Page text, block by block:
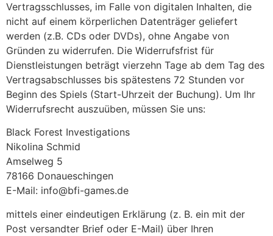
Vertragsschlusses, im Falle von digitalen Inhalten, die
nicht auf einem körperlichen Datenträger geliefert
werden (z.B. CDs oder DVDs), ohne Angabe von
Gründen zu widerrufen. Die Widerrufsfrist für
Dienstleistungen beträgt vierzehn Tage ab dem Tag des
Vertragsabschlusses bis spätestens 72 Stunden vor
Beginn des Spiels (Start-Uhrzeit der Buchung). Um Ihr
Widerrufsrecht auszuüben, müssen Sie uns:
Black Forest Investigations
Nikolina Schmid
Amselweg 5
78166 Donaueschingen
E-Mail: info@bfi-games.de
mittels einer eindeutigen Erklärung (z. B. ein mit der
Post versandter Brief oder E-Mail) über Ihren